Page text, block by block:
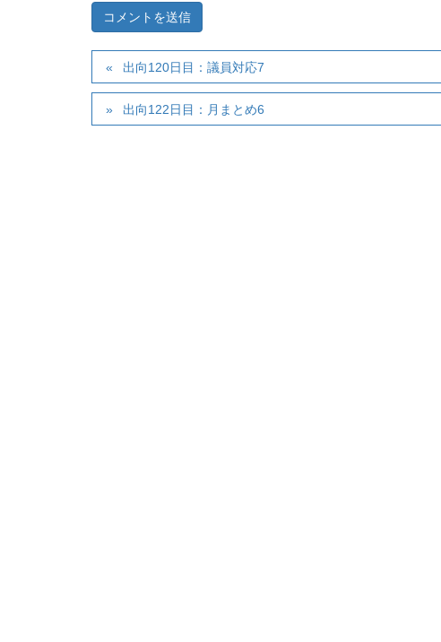
出向120日目：議員対応7
出向122日目：月まとめ6